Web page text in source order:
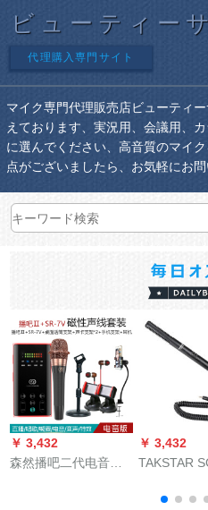
ビューティー
代理購入専門サイト
マイク専門代理販売店ビューティ
えております、実況用、会議用、
に選んでください、高音質のマイ
点がございましたら、お気軽にお問
￥ 3,432
森然播吧二代电音版
￥ 3,432
TAKSTAR
取材マイク